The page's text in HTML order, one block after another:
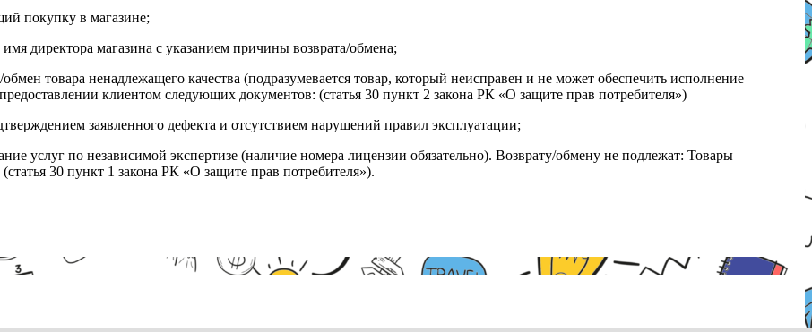
покупку в магазине;
директора магазина с указанием причины возврата/обмена;
товара ненадлежащего качества (подразумевается товар, который неисправен и не может обеспечить исполнение
клиентом следующих документов: (статья 30 пункт 2 закона РК «О защите прав потребителя»)
заявленного дефекта и отсутствием нарушений правил эксплуатации;
услуг по независимой экспертизе (наличие номера лицензии обязательно). Возврату/обмену не подлежат: Товары
30 пункт 1 закона РК «О защите прав потребителя»).